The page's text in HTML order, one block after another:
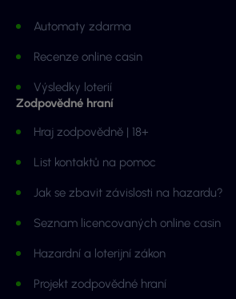
Automaty zdarma
Recenze online casin
Výsledky loterií
Zodpovědné hraní
Hraj zodpovědně | 18+
List kontaktů na pomoc
Jak se zbavit závislosti na hazardu?
Seznam licencovaných online casin
Hazardní a loterijní zákon
Projekt zodpovědné hraní